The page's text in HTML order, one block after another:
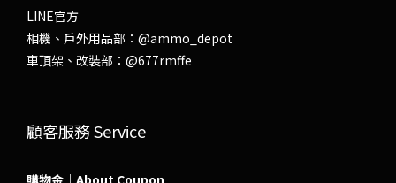
LINE官方
相機、戶外用品部： @ammo_depot
車頂架、改裝部： @677rmffe
顧客服務 Service
購物金｜About Coupon